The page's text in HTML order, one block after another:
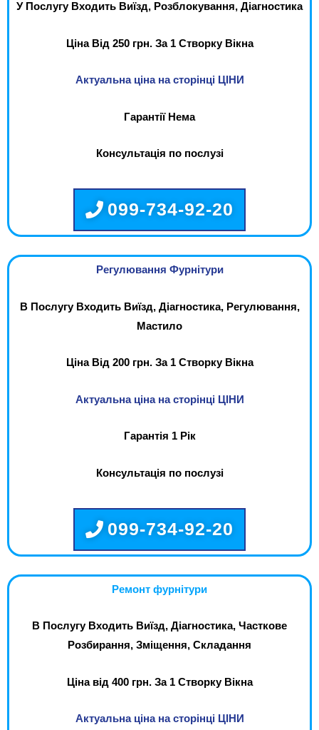
У Послугу Входить Виїзд, Розблокування, Діагностика
Ціна Від 250 грн. За 1 Створку Вікна
Актуальна ціна на сторінці ЦІНИ
Гарантії Нема
Консультація по послузі
099-734-92-20
Регулювання Фурнітури
В Послугу Входить Виїзд, Діагностика, Регулювання,
Мастило
Ціна Від 200 грн. За 1 Створку Вікна
Актуальна ціна на сторінці ЦІНИ
Гарантія 1 Рік
Консультація по послузі
099-734-92-20
Ремонт фурнітури
В Послугу Входить Виїзд, Діагностика, Часткове
Розбирання, Зміщення, Складання
Ціна від 400 грн. За 1 Створку Вікна
Актуальна ціна на сторінці ЦІНИ